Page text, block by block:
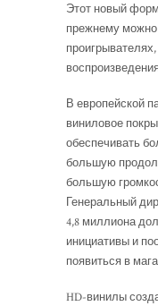
Этот новый
прежнему можно
В европейской
виниловое
обеспечивать
большую
большую
Генеральный
4,8 миллиона
инициативы и
появиться в
HD-винилы